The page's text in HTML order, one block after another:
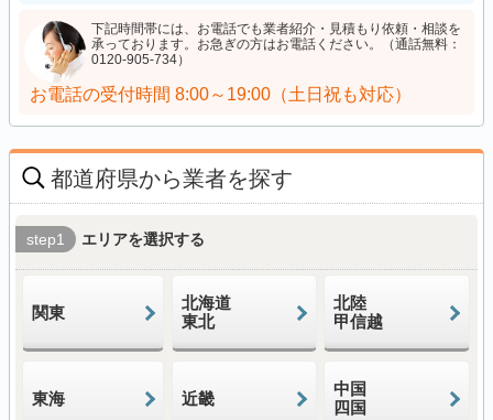
下記時間帯には、お電話でも業者紹介・見積もり依頼・相談を
承っております。お急ぎの方はお電話ください。（通話無料：
0120-905-734）
お電話の受付時間 8:00～19:00（土日祝も対応）
都道府県から業者を探す
step1 エリアを選択する
関東
北海道
東北
北陸
甲信越
東海 近畿
中国
四国